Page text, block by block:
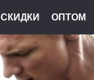
СКИДКИ ОПТОМ